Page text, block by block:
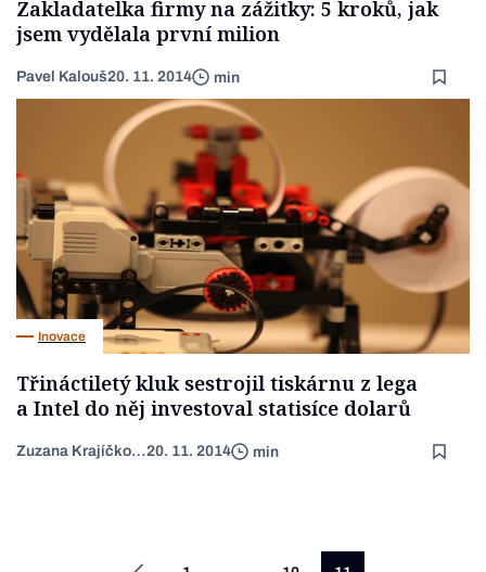
Zakladatelka firmy na zážitky: 5 kroků, jak
jsem vydělala první milion
Pavel Kalouš20. 11. 2014 min
Inovace
Třináctiletý kluk sestrojil tiskárnu z lega
a Intel do něj investoval statisíce dolarů
Zuzana Krajíčková20. 11. 2014 min